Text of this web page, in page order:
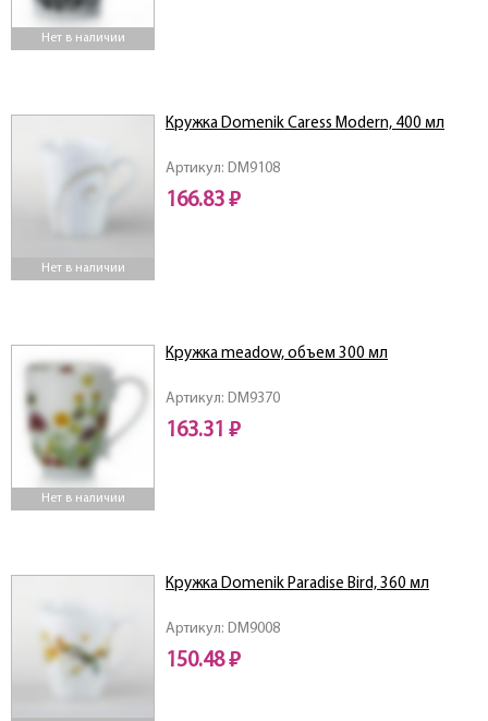
Нет в наличии
Нет в наличии
Артикул: DM9108
Кружка Domenik Caress Modern, 400 мл
166.83 ₽
Нет в наличии
Артикул: DM9370
Кружка meadow, объем 300 мл
163.31 ₽
Артикул: DM9008
Кружка Domenik Paradise Bird, 360 мл
150.48 ₽